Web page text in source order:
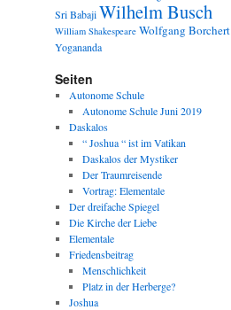
Sri BabajiWilhelm Busch
William Shakespeare Wolfgang Borchert
Yogananda
Seiten
Autonome Schule
Autonome Schule Juni 2019
Daskalos
“ Joshua “ ist im Vatikan
Daskalos der Mystiker
Der Traumreisende
Vortrag: Elementale
Der dreifache Spiegel
Die Kirche der Liebe
Elementale
Friedensbeitrag
Menschlichkeit
Platz in der Herberge?
Joshua